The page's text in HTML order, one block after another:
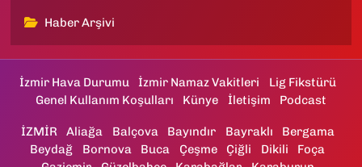
Haber Arşivi
İzmir Hava Durumu İzmir Namaz Vakitleri
Lig Fikstürü
Genel Kullanım Koşulları
Künye İletişim Podcast
İZMİR Aliağa Balçova Bayındır Bayraklı
Bergama
Beydağ
Bornova Buca Çeşme Çiğli Dikili
Foça